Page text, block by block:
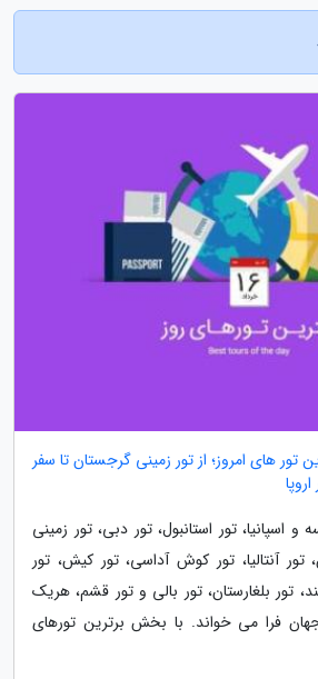
تور های امروز؛ از تور زمینی گرجستان تا سفر
و اسپانیا، تور استانبول، تور دبی، تور زمینی
تور آنتالیا، تور کوش آداسی، تور کیش، تور
تور بلغارستان، تور بالی و تور قشم، هریک
فرا می خواند. با بخش برترین تورهای